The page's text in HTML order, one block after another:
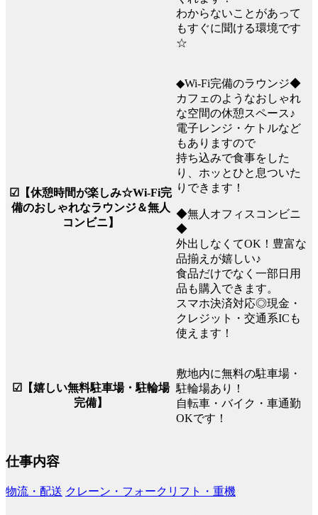
わからないことがあって
もすぐに聞ける環境です
☆
☑【休憩時間が楽しみ☆Wi-Fi完
備のおしゃれなラウンジ＆無人
コンビニ】
◆Wi-Fi完備のラウンジ◆
カフェのようなおしゃれ
な空間の休憩スペース♪
電子レンジ・ケトルなど
もありますので
持ち込みで食事をした
り、ホッとひと息ついた
りできます！
◆無人オフィスコンビニ
◆
外出しなくてOK！豊富な
品揃えが嬉しい♪
食品だけでなく一部日用
品も購入できます。
スマホ決済対応◎現金・
クレジット・交通系ICも
使えます！
☑【嬉しい無料駐車場・駐輪場
完備】
敷地内に無料の駐車場・
駐輪場あり！
自転車・バイク・車通勤
OKです！
仕事内容
物流・配送 クレーン・フォークリフト・重機